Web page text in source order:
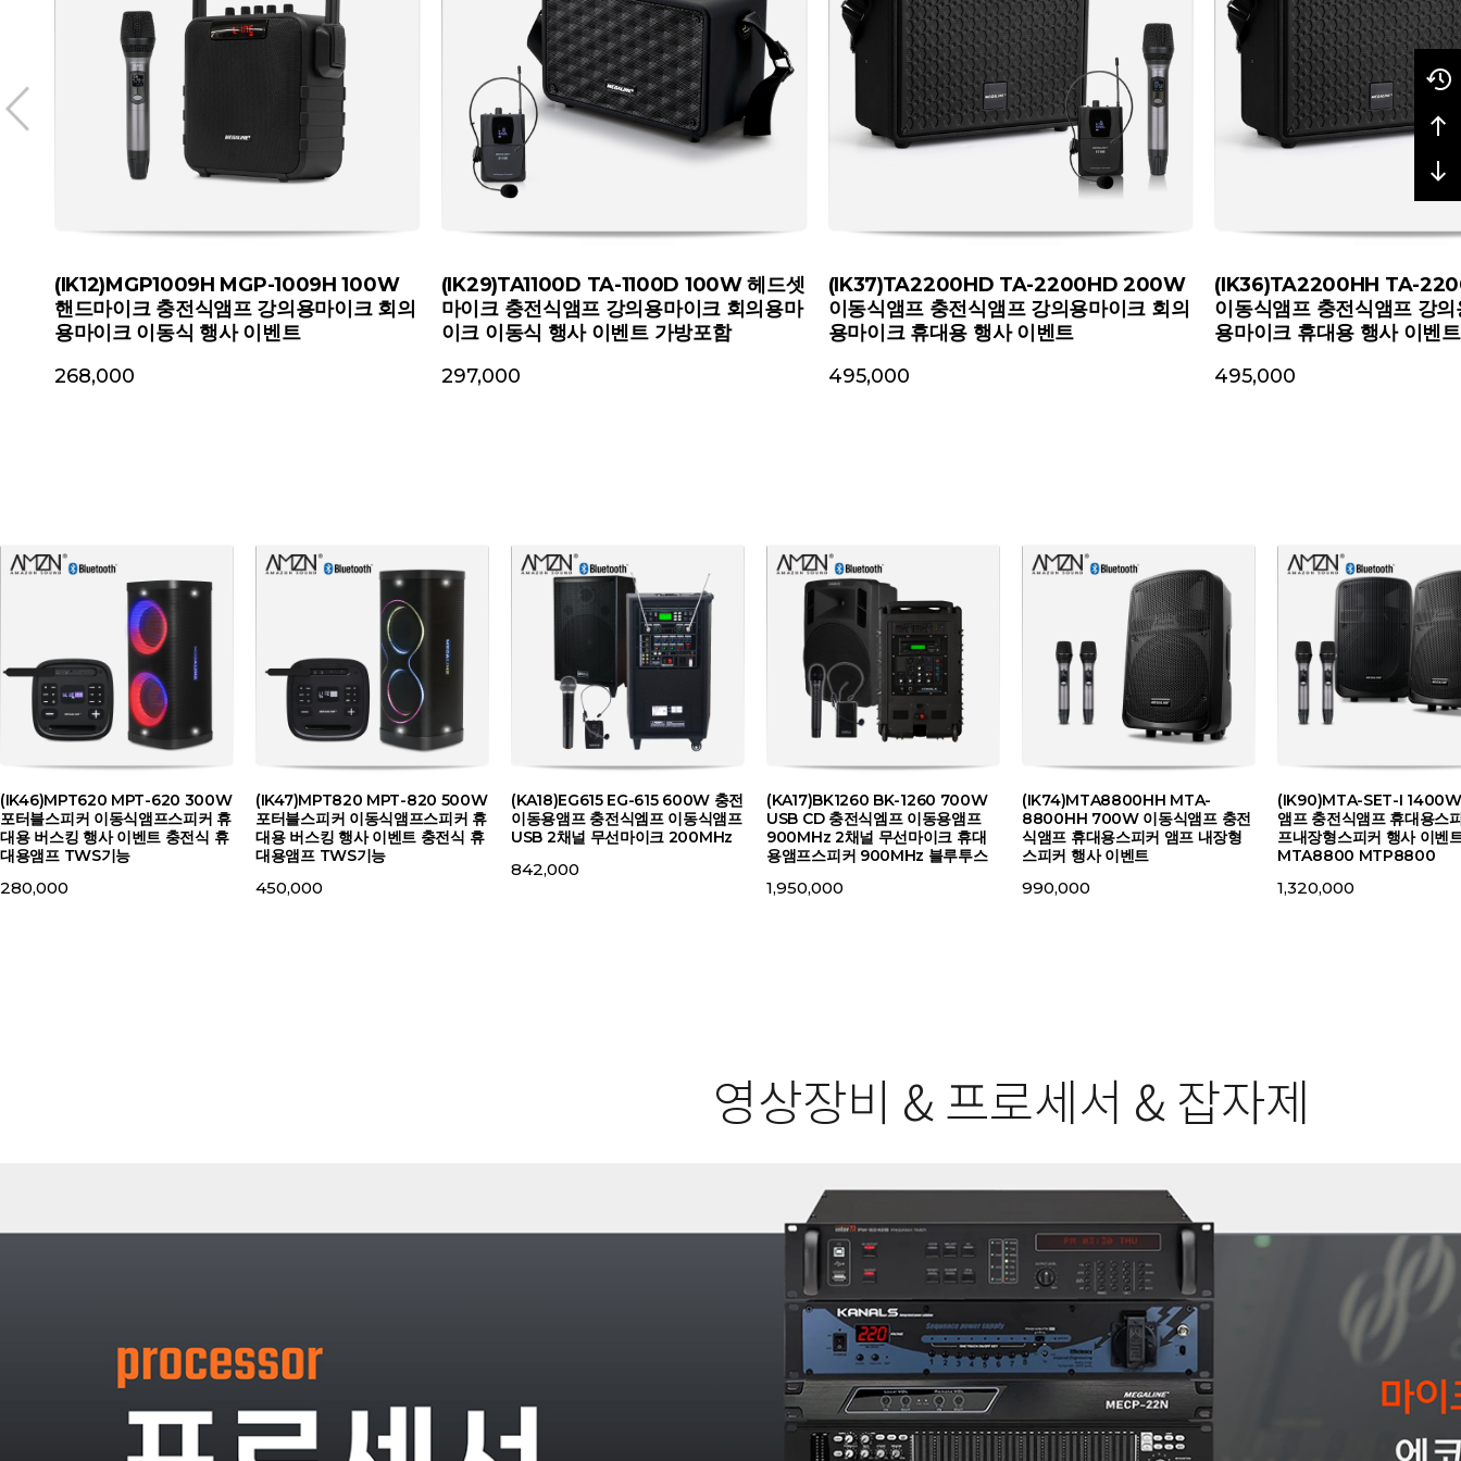
(IK12)MGP1009H MGP-1009H 100W
핸드마이크 충전식앰프 강의용마이크 회의
용마이크 이동식 행사 이벤트
268,000
(IK29)TA1100D TA-1100D 100W 헤드셋
마이크 충전식앰프 강의용마이크 회의용마
이크 이동식 행사 이벤트 가방포함
297,000
(IK37)TA2200HD TA-2200HD 200W
이동식앰프 충전식앰프 강의용마이크 회의
용마이크 휴대용 행사 이벤트
495,000
(IK36)TA2200HH TA-
이동식앰프 충전식앰프 강
용마이크 휴대용 행사 이벤트
495,000
(IK46)MPT620 MPT-620 300W
포터블스피커 이동식앰프스피커 휴
대용 버스킹 행사 이벤트 충전식 휴
대용앰프 TWS기능
280,000
(IK47)MPT820 MPT-820 500W
포터블스피커 이동식앰프스피커 휴
대용 버스킹 행사 이벤트 충전식 휴
대용앰프 TWS기능
450,000
(KA18)EG615 EG-615 600W 충전
이동용앰프 충전식엠프 이동식앰프
USB 2채널 무선마이크 200MHz
842,000
(KA17)BK1260 BK-1260 700W
USB CD 충전식엠프 이동용앰프
900MHz 2채널 무선마이크 휴대
용앰프스피커 900MHz 블루투스
1,950,000
(IK74)MTA8800HH MTA-
8800HH 700W 이동식앰프 충전
식앰프 휴대용스피커 앰프 내장형
스피커 행사 이벤트
990,000
(IK90)MTA-SET-I
앰프 충전식앰프 휴대용스
프내장형스피커 행사 이벤
MTA8800 MTP8800
1,320,000
영상장비 & 프로세서 & 잡자제